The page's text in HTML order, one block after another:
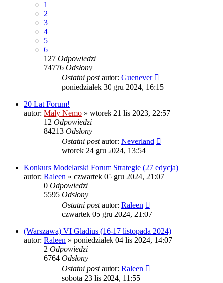
1
2
3
4
5
6
127 Odpowiedzi
74776 Odsłony
Ostatni postautor: Guenever
poniedziałek 30 gru 2024, 16:15
20 Lat Forum!
autor: Mały Nemo » wtorek 21 lis 2023, 22:57
12 Odpowiedzi
84213 Odsłony
Ostatni postautor: Neverland
wtorek 24 gru 2024, 13:54
Konkurs Modelarski Forum Strategie (27 edycja)
autor: Raleen » czwartek 05 gru 2024, 21:07
0 Odpowiedzi
5595 Odsłony
Ostatni postautor: Raleen
czwartek 05 gru 2024, 21:07
(Warszawa) VI Gladius (16-17 listopada 2024)
autor: Raleen » poniedziałek 04 lis 2024, 14:07
2 Odpowiedzi
6764 Odsłony
Ostatni postautor: Raleen
sobota 23 lis 2024, 11:55